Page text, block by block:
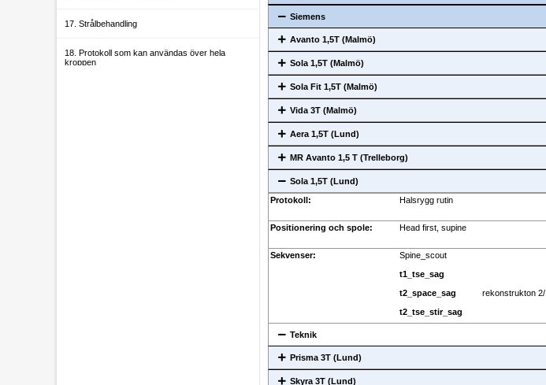
17. Strålbehandling
18. Protokoll som kan användas över hela
kroppen
Siemens
Avanto 1,5T (Malmö)
Sola 1,5T (Malmö)
Sola Fit 1,5T (Malmö)
Vida 3T (Malmö)
Aera 1,5T (Lund)
MR Avanto 1,5 T (Trelleborg)
Sola 1,5T (Lund)
Protokoll:
Halsrygg rutin
Positionering och spole: Head first, supine
Sekvenser:
Spine_scout
t1_tse_sag
t2_space_sag
rekonstrukton 2/
t2_tse_stir_sag
Teknik
Prisma 3T (Lund)
Skyra 3T (Lund)